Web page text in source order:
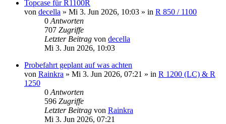
Topcase für R1100R
von decella » Mi 3. Jun 2026, 10:03 » in R 850 / 1100
0 Antworten
707 Zugriffe
Letzter Beitrag von decella
Mi 3. Jun 2026, 10:03
Probefahrt geplant auf was achten
von Rainkra » Mi 3. Jun 2026, 07:21 » in R 1200 (LC) & R
1250
0 Antworten
596 Zugriffe
Letzter Beitrag von Rainkra
Mi 3. Jun 2026, 07:21